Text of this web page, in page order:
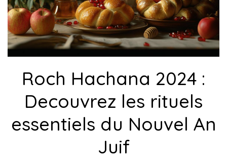
Roch Hachana 2024 :
Decouvrez les rituels
essentiels du Nouvel An
Juif